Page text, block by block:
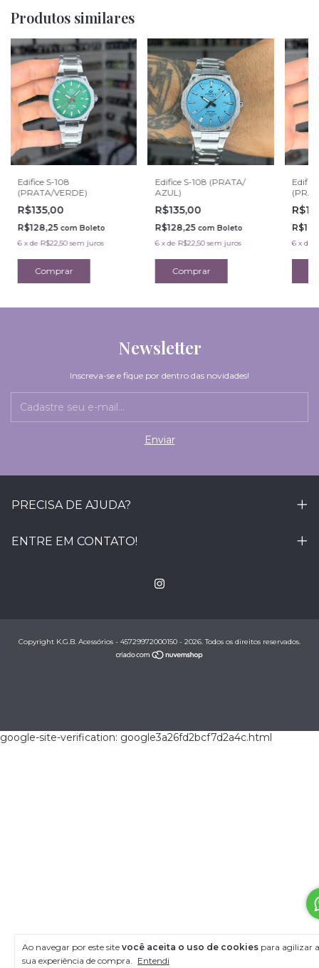
Ao navegar por este site você aceita o uso de cookies para agilizar a
sua experiência de compra. Entendi
Produtos similares
Edifice S-108
(PRATA/VERDE)
R$135,00
R$128,25 com Boleto
6 xde R$22,50 sem juros
Edifice S-108 (PRATA/
AZUL)
R$135,00
R$128,25 com Boleto
6 xde R$22,50 sem juros 6 x de
Newsletter
Inscreva-se e fique por dentro das novidades!
PRECISA DE AJUDA?
ENTRE EM CONTATO!
Copyright K.G.B. Acessórios - 45729972000150 - 2026. Todos os direitos reservados.
google-site-verification: google3a26fd2bcf7d2a4c.html